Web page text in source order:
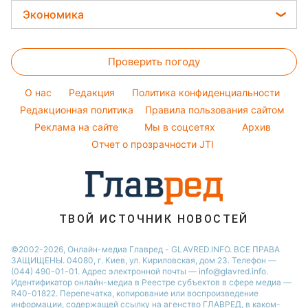
Новости Харькова
Окрашивание волос
Красивый маникюр
Настя Каменских
София Ротару
Ольга Сумская
Филипп Киркоров
Елена Зеленская
Оптические иллюзии
Народные приметы
Все о шоу-бизнесе
Закуски
Салаты
Простые блюда
Легкие десерты
Напитки
Праздничное меню
Экономика
Денежная помощь
Тарифы
Курс валют
Проверить погоду
O нас Редакция
Политика конфиденциальности
Редакционная политика
Правила пользования сайтом
Реклама на сайте
Мы в соцсетях
Архив
Отчет о прозрачности JTI
ТВОЙ ИСТОЧНИК НОВОСТЕЙ
©2002-2026, Онлайн-медиа Главред - GLAVRED.INFO. ВСЕ ПРАВА
ЗАЩИЩЕНЫ. 04080, г. Киев, ул. Кириловская, дом 23. Телефон —
(044) 490-01-01. Адрес электронной почты — info@glavred.info.
Идентификатор онлайн-медиа в Реестре cубъектов в сфере медиа —
R40-01822. Перепечатка, копирование или воспроизведение
информации, содержащей ссылку на агенство ГЛАВРЕД, в каком-